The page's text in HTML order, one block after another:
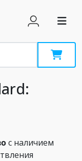
с наличием